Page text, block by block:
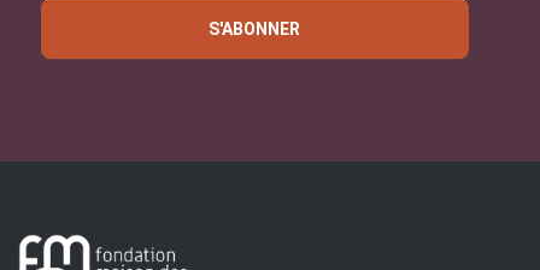
S'ABONNER